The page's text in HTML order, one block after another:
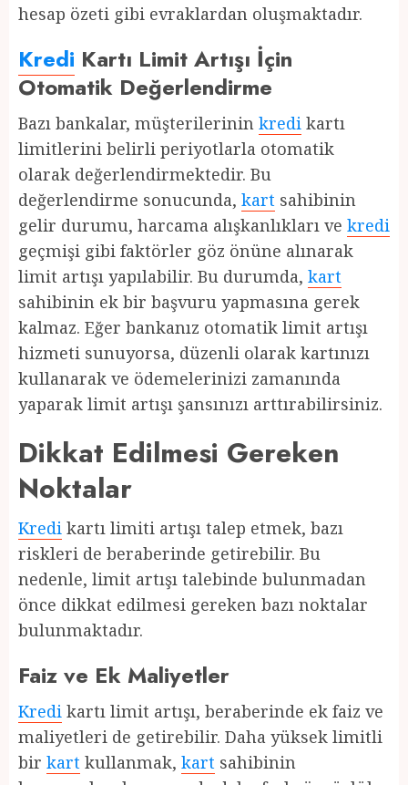
hesap özeti gibi evraklardan oluşmaktadır.
Kredi Kartı Limit Artışı İçin
Otomatik Değerlendirme
Bazı bankalar, müşterilerinin kredi kartı
limitlerini belirli periyotlarla otomatik
olarak değerlendirmektedir. Bu
değerlendirme sonucunda, kart sahibinin
gelir durumu, harcama alışkanlıkları ve kredi
geçmişi gibi faktörler göz önüne alınarak
limit artışı yapılabilir. Bu durumda, kart
sahibinin ek bir başvuru yapmasına gerek
kalmaz. Eğer bankanız otomatik limit artışı
hizmeti sunuyorsa, düzenli olarak kartınızı
kullanarak ve ödemelerinizi zamanında
yaparak limit artışı şansınızı arttırabilirsiniz.
Dikkat Edilmesi Gereken
Noktalar
Kredi kartı limiti artışı talep etmek, bazı
riskleri de beraberinde getirebilir. Bu
nedenle, limit artışı talebinde bulunmadan
önce dikkat edilmesi gereken bazı noktalar
bulunmaktadır.
Faiz ve Ek Maliyetler
Kredi kartı limit artışı, beraberinde ek faiz ve
maliyetleri de getirebilir. Daha yüksek limitli
bir kart kullanmak, kart sahibinin